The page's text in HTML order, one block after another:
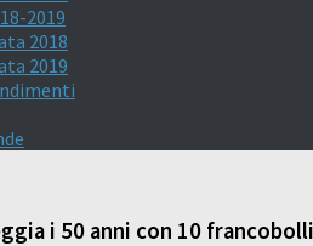
2019
2018
2019
i 50 anni con 10 francobolli